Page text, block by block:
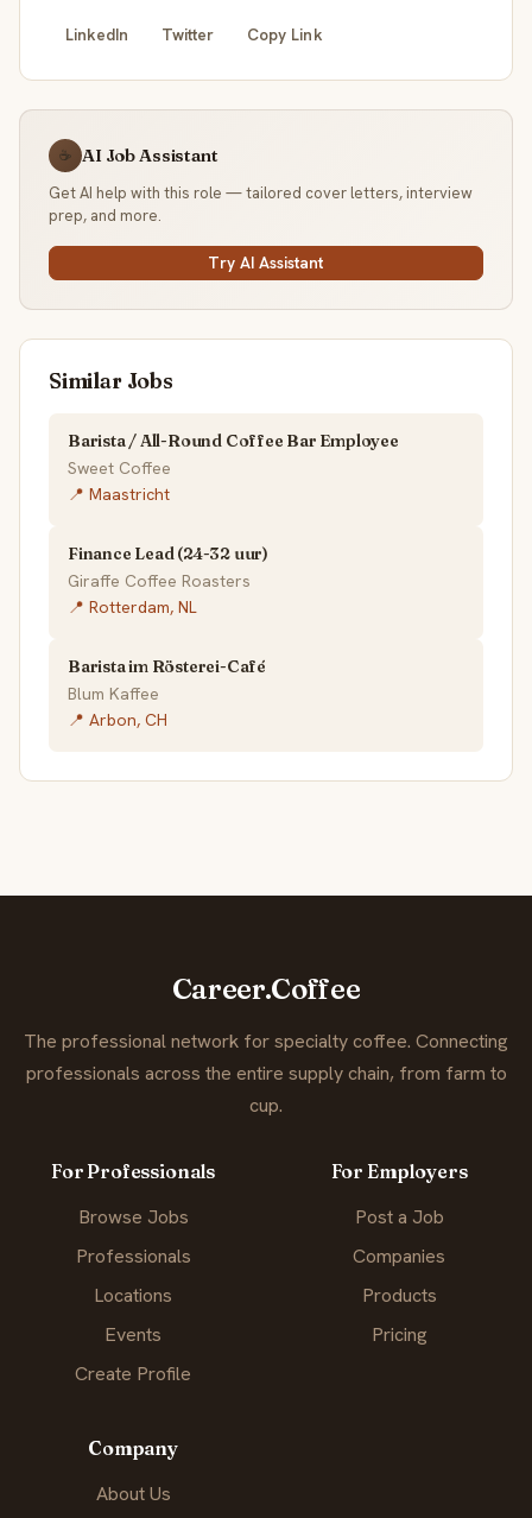
LinkedIn Twitter Copy Link
☕ AI Job Assistant
Get AI help with this role — tailored cover letters, interview
prep, and more.
Try AI Assistant
Similar Jobs
Barista / All-Round Coffee Bar Employee
Sweet Coffee
📍 Maastricht
Finance Lead (24-32 uur)
Giraffe Coffee Roasters
📍 Rotterdam, NL
Barista im Rösterei-Café
Blum Kaffee
📍 Arbon, CH
Career.Coffee
The professional network for specialty coffee. Connecting
professionals across the entire supply chain, from farm to
cup.
For Professionals
Browse Jobs
Professionals
Locations
Events
Create Profile
For Employers
Post a Job
Companies
Products
Pricing
Company
About Us